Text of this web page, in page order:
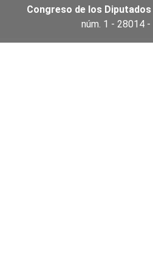
Congreso de los Diputados
núm. 1 - 28014 -